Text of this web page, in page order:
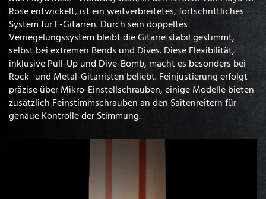
Rose entwickelt, ist ein weitverbreitetes, fortschrittliches
System für E-Gitarren. Durch sein doppeltes
Verriegelungssystem bleibt die Gitarre stabil gestimmt,
selbst bei extremen Bends und Dives. Diese Flexibilität,
inklusive Pull-Up und Dive-Bomb, macht es besonders bei
Rock- und Metal-Gitarristen beliebt. Feinjustierung erfolgt
präzise über Mikro-Einstellschrauben, einige Modelle bieten
zusätzlich Feinstimmschrauben an den Saitenreitern für
genaue Kontrolle der Stimmung.